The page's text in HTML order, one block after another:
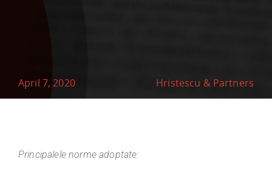
April 7, 2020 Hristescu & Partners
Principalele norme adoptate: